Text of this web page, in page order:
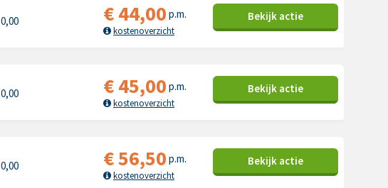
0,00 €44,00 p.m.
kostenoverzicht
Bekijk actie
0,00 €45,00 p.m.
kostenoverzicht
Bekijk actie
0,00 €56,50 p.m.
kostenoverzicht
Bekijk actie